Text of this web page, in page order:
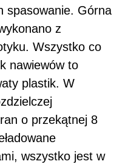
spasowanie. Górna
z
Wszystko co
nawiewów to
plastik. W
o przekątnej 8
wszystko jest w